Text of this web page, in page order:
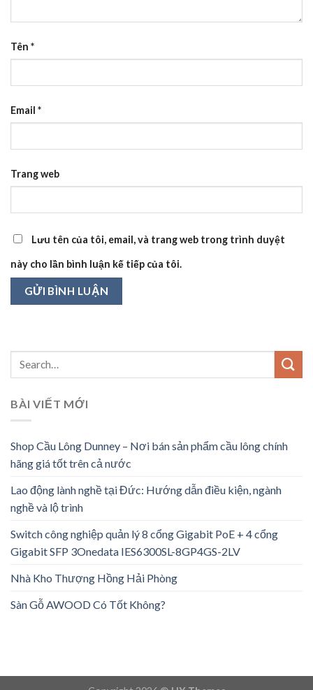
Tên *
Email *
Trang web
Lưu tên của tôi, email, và trang web trong trình duyệt
này cho lần bình luận kế tiếp của tôi.
BÀI VIẾT MỚI
Shop Cầu Lông Dunney – Nơi bán sản phẩm cầu lông chính
hãng giá tốt trên cả nước
Lao động lành nghề tại Đức: Hướng dẫn điều kiện, ngành
nghề và lộ trình
Switch công nghiệp quản lý 8 cổng Gigabit PoE + 4 cổng
Gigabit SFP 3Onedata IES6300SL-8GP4GS-2LV
Nhà Kho Thượng Hồng Hải Phòng
Sàn Gỗ AWOOD Có Tốt Không?